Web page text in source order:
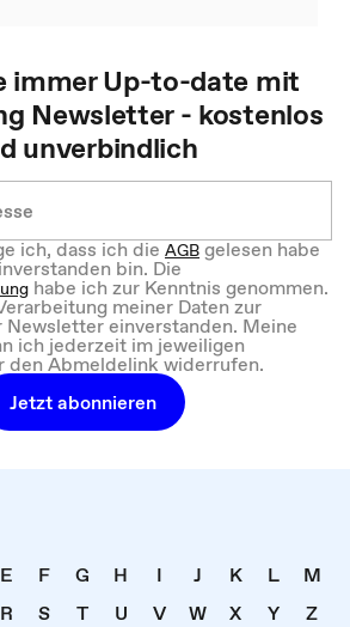
immer Up-to-date mit
Newsletter - kostenlos
unverbindlich
ich, dass ich dieAGBgelesen habe
bin. Die
habe ich zur Kenntnis genommen.
meiner Daten zur
Newsletter einverstanden. Meine
ich jederzeit im jeweiligen
den Abmeldelink widerrufen.
Jetzt abonnieren
E F G H I J K L
M
R S T U V W X Y
Z